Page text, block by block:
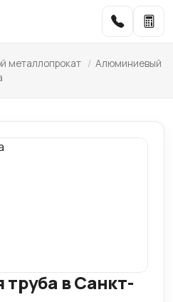
металлопрокат / Алюминиевый
в Санкт-